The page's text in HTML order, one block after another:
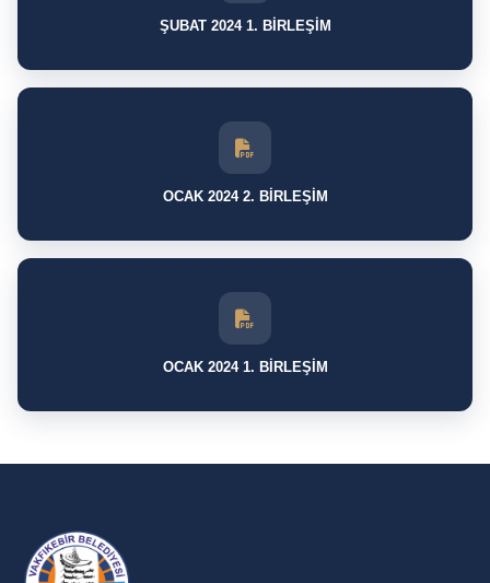
ŞUBAT 2024 1. BİRLEŞİM
OCAK 2024 2. BİRLEŞİM
OCAK 2024 1. BİRLEŞİM